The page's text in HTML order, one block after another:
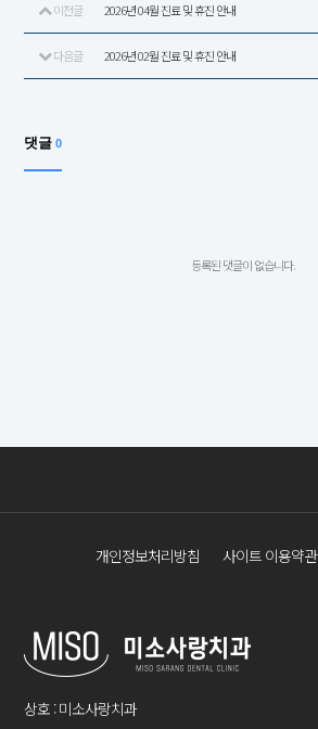
이전글 2026년 04월 진료 및 휴진 안내
다음글 2026년 02월 진료 및 휴진 안내
댓글 0
등록된 댓글이 없습니다.
개인정보처리방침 사이트 이용약관
상호 : 미소사랑치과